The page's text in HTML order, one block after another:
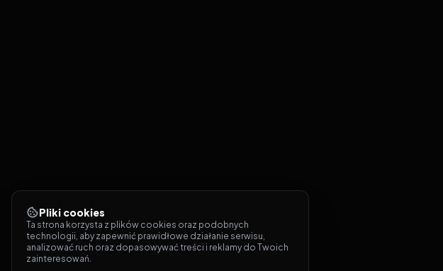
Pliki cookies
Ta strona korzysta z plików cookies oraz podobnych
technologii, aby zapewnić prawidłowe działanie serwisu,
analizować ruch oraz dopasowywać treści i reklamy do Twoich
zainteresowań.